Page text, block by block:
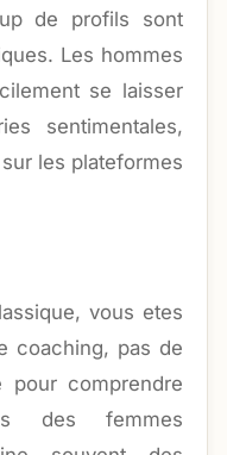
de profils sont
Les hommes
se laisser
sentimentales,
les plateformes
vous etes
coaching, pas de
pour comprendre
des femmes